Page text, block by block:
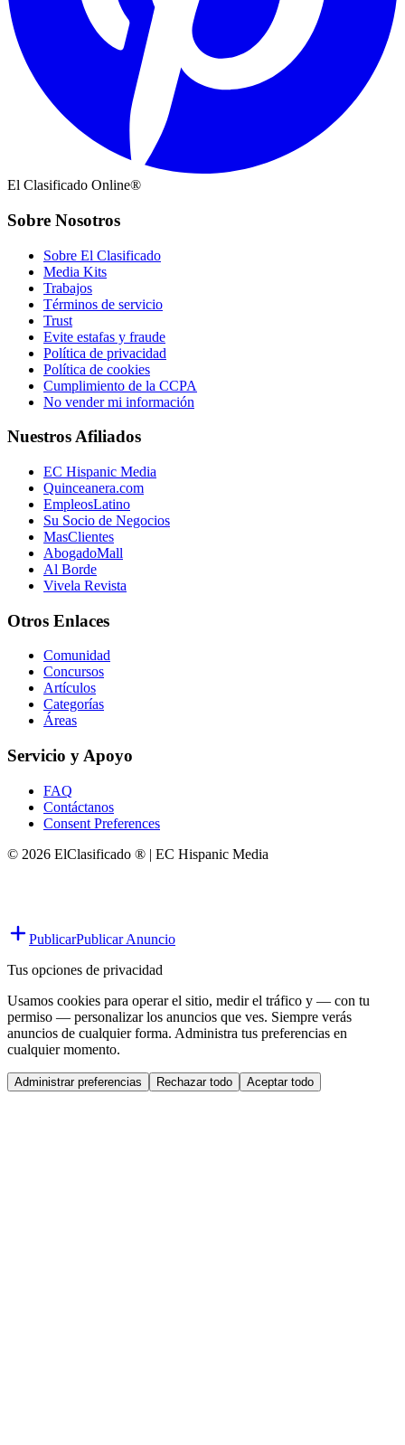
El Clasificado Online®
Sobre Nosotros
Sobre El Clasificado
Media Kits
Trabajos
Términos de servicio
Trust
Evite estafas y fraude
Política de privacidad
Política de cookies
Cumplimiento de la CCPA
No vender mi información
Nuestros Afiliados
EC Hispanic Media
Quinceanera.com
EmpleosLatino
Su Socio de Negocios
MasClientes
AbogadoMall
Al Borde
Vivela Revista
Otros Enlaces
Comunidad
Concursos
Artículos
Categorías
Áreas
Servicio y Apoyo
FAQ
Contáctanos
Consent Preferences
© 2026 ElClasificado ® | EC Hispanic Media
PublicarPublicar Anuncio
Tus opciones de privacidad
Usamos cookies para operar el sitio, medir el tráfico y — con tu
permiso — personalizar los anuncios que ves. Siempre verás
anuncios de cualquier forma. Administra tus preferencias en
cualquier momento.
Administrar preferencias Rechazar todo Aceptar todo